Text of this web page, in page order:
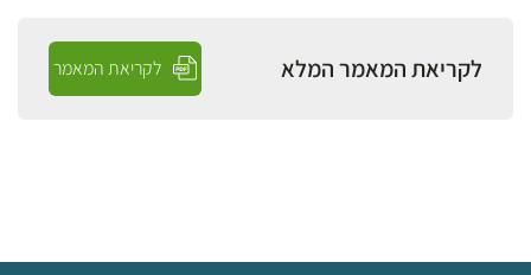
לקריאת המאמר המלא לקריאת המאמר